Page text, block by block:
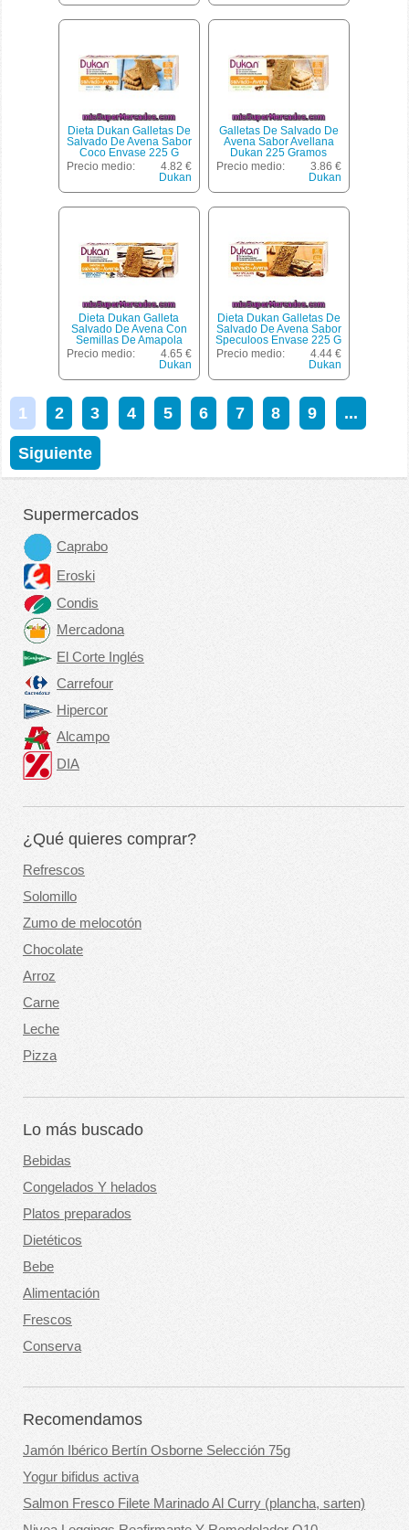
Dieta Dukan Galletas De
Salvado De Avena Sabor
Coco Envase 225 G
Precio medio:
4.82 €
Dukan
Galletas De Salvado De
Avena Sabor Avellana
Dukan 225 Gramos
Precio medio:
3.86 €
Dukan
Dieta Dukan Galleta
Salvado De Avena Con
Semillas De Amapola
Sabor Vainilla Envase 225
Precio medio:
4.65 €
Dukan
Dieta Dukan Galletas De
Salvado De Avena Sabor
Speculoos Envase 225 G
Precio medio:
4.44 €
Dukan
1 2 3 4 5 6 7 8 9 ...
Siguiente
Supermercados
Caprabo
Eroski
Condis
Mercadona
El Corte Inglés
Carrefour
Hipercor
Alcampo
DIA
¿Qué quieres comprar?
Refrescos
Solomillo
Zumo de melocotón
Chocolate
Arroz
Carne
Leche
Pizza
Lo más buscado
Bebidas
Congelados Y helados
Platos preparados
Dietéticos
Bebe
Alimentación
Frescos
Conserva
Recomendamos
Jamón Ibérico Bertín Osborne Selección 75g
Yogur bifidus activa
Salmon Fresco Filete Marinado Al Curry (plancha, sarten)